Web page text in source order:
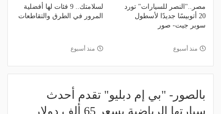
مصر.."النصر للسيارات" تورد
20 أتوبيسًا جديدًا لأسطول
سوبر جيت- صور
منذ أسبوع
لسلامتك.. 9 فئات لها أفضلية
المرور في الطرق والتقاطعات
منذ أسبوع
بالصور- "بي إم دبليو" تقدم أحدث
سيارتها الرياضية بسعر 65 ألف دولار